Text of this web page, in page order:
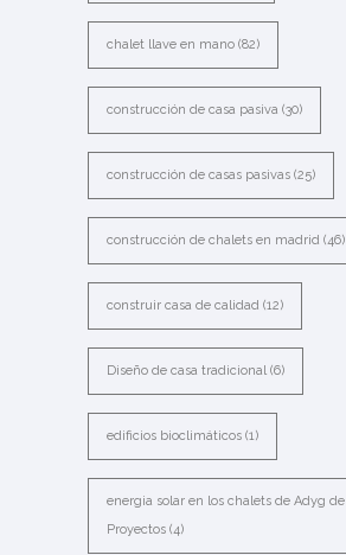
chalet llave en mano (82)
construcción de casa pasiva (30)
construcción de casas pasivas (25)
construcción de chalets en madrid (46)
construir casa de calidad (12)
Diseño de casa tradicional (6)
edificios bioclimáticos (1)
energia solar en los chalets de Adyg de
Proyectos (4)